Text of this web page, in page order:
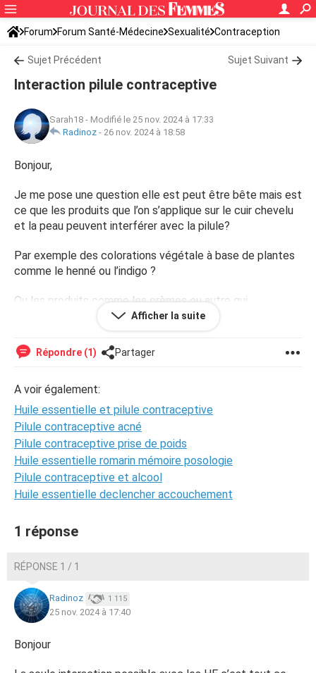
Forum Forum Santé-Médecine Sexualité Contraception
Sujet Précédent Sujet Suivant
Interaction pilule contraceptive
Sarah18 - Modifié le 25 nov. 2024 à 17:33
Radinoz - 26 nov. 2024 à 18:58
Bonjour,
Je me pose une question elle est peut être bête mais est
ce que les produits que l’on s’applique sur le cuir chevelu
et la peau peuvent interférer avec la pilule?
Par exemple des colorations végétale à base de plantes
comme le henné ou l’indigo ?
Ou les produits comme les crèmes ou autre qui
contiennent des huiles végétales ou essentielles ?
(je prend la pilule microdosé antigone ge)
je vous remercie par avance.
Comme par exemple les huiles essentielles doivent être
éviter par les femmes enceintes sa veut dire qu’elle
rentre dans nôtres corps donc je me demande si sa peux
interférer?
Bonne journée
Cordialement
Afficher la suite
Répondre (1) Partager
A voir également:
Huile essentielle et pilule contraceptive
Pilule contraceptive acné
Pilule contraceptive prise de poids
Huile essentielle romarin mémoire posologie
Pilule contraceptive et alcool
Huile essentielle declencher accouchement
1 réponse
RÉPONSE 1 / 1
Radinoz 1 115
25 nov. 2024 à 17:40
Bonjour